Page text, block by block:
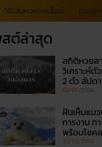
วิธีเล่นหวยออนไลน์ ตรวจ
ต์ล่าสุด
สถิติหวยล
วิเคราะห์ตั
2 ตัว สัปด
02/07/2026
ฝันเห็นแม
การงาน ก
พร้อมโชค
30/03/2026